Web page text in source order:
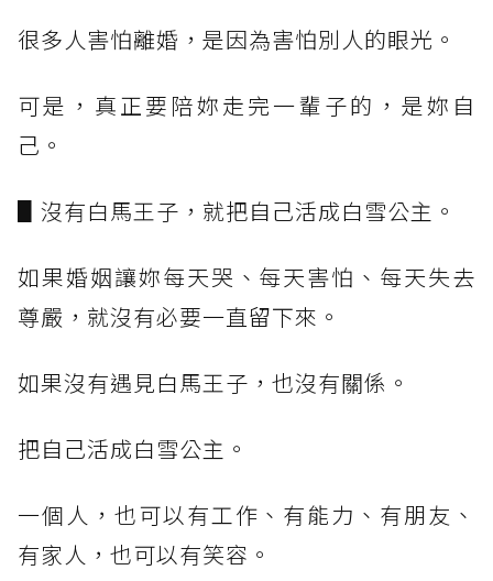
很多人害怕離婚，是因為害怕別人的眼光。
可是，真正要陪妳走完一輩子的，是妳自
己。
▋沒有白馬王子，就把自己活成白雪公主。
如果婚姻讓妳每天哭、每天害怕、每天失去
尊嚴，就沒有必要一直留下來。
如果沒有遇見白馬王子，也沒有關係。
把自己活成白雪公主。
一個人，也可以有工作、有能力、有朋友、
有家人，也可以有笑容。